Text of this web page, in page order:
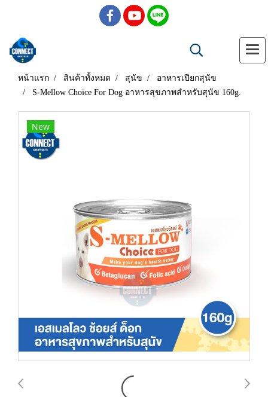
หน้าแรก สินค้าทั้งหมด สุนัข
อาหารเปียกสุนัข
S-Mellow Choice For Dog อาหารสุขภาพสำหรับสุนัข 160g.
New